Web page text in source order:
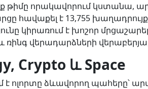
թիմը որակավորում կստանա,
հավաքել է 13,755
կիրառում է խոշոր
վերադարձների
Crypto և Space
է ոլորտը ձևավորող պահերը՝